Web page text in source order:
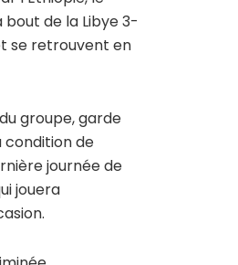
de la Libye 3-
se retrouvent en
groupe, garde
condition de
journée de
jouera